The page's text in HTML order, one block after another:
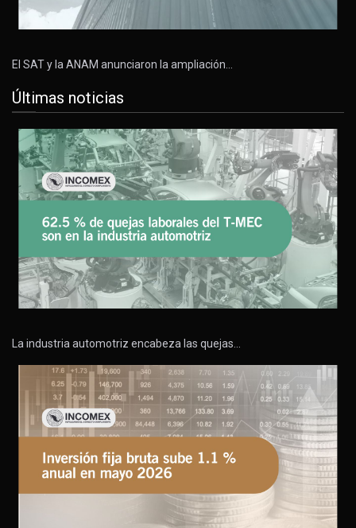
El SAT y la ANAM anunciaron la ampliación…
Últimas noticias
La industria automotriz encabeza las quejas…